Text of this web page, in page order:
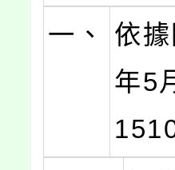
一、
依
年5